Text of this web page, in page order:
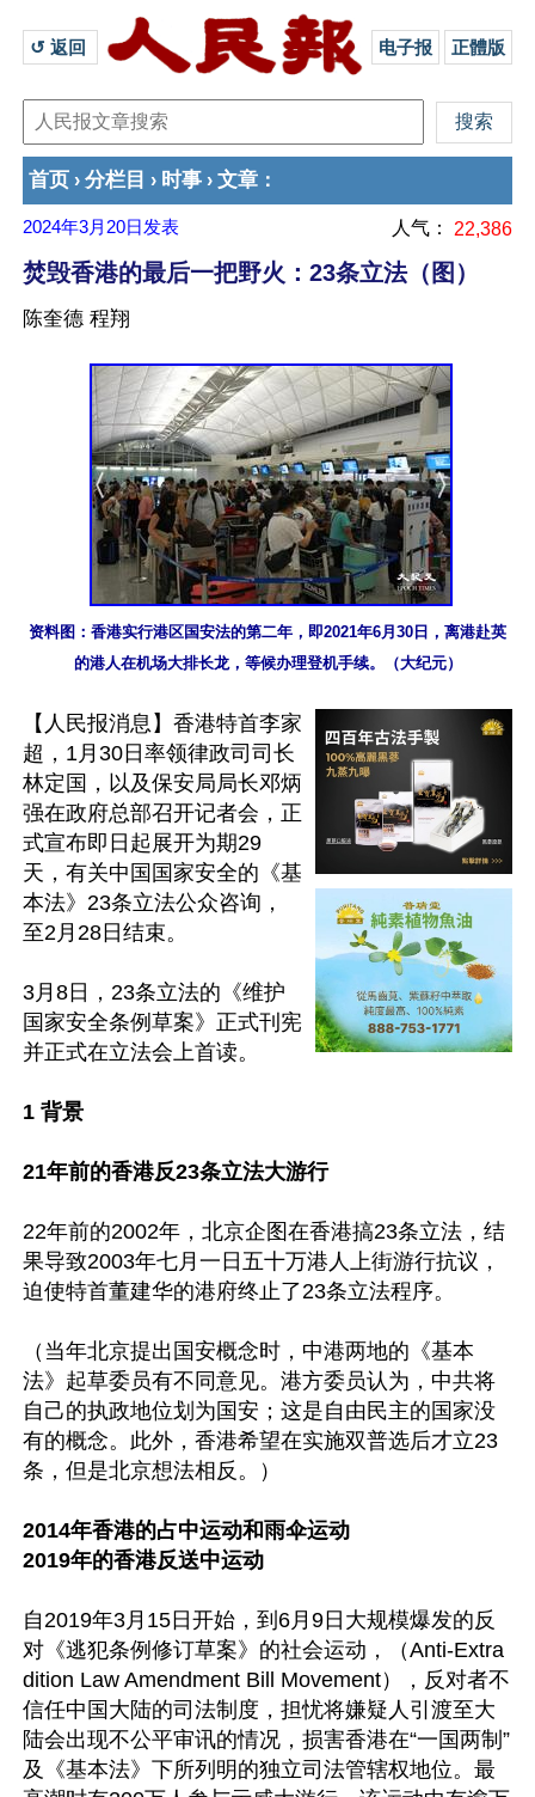
↺ 返回 电子报 正體版
首页 › 分栏目 › 时事 › 文章 ：
2024年3月20日 发表 人气： 22,386
焚毁香港的最后一把野火：23条立法（图）
陈奎德 程翔
资料图：香港实行港区国安法的第二年，即2021年6月30日，离港赴英
的港人在机场大排长龙，等候办理登机手续。（大纪元）
【人民报消息】香港特首李家
超，1月30日率领律政司司长
林定国，以及保安局局长邓炳
强在政府总部召开记者会，正
式宣布即日起展开为期29
天，有关中国国家安全的《基
本法》23条立法公众咨询，
至2月28日结束。
3月8日，23条立法的《维护
国家安全条例草案》正式刊宪
并正式在立法会上首读。
1 背景
21年前的香港反23条立法大游行
22年前的2002年，北京企图在香港搞23条立法，结
果导致2003年七月一日五十万港人上街游行抗议，
迫使特首董建华的港府终止了23条立法程序。
（当年北京提出国安概念时，中港两地的《基本
法》起草委员有不同意见。港方委员认为，中共将
自己的执政地位划为国安；这是自由民主的国家没
有的概念。此外，香港希望在实施双普选后才立23
条，但是北京想法相反。）
2014年香港的占中运动和雨伞运动
2019年的香港反送中运动
自2019年3月15日开始，到6月9日大规模爆发的反
对《逃犯条例修订草案》的社会运动，（Anti-Extra
dition Law Amendment Bill Movement），反对者不
信任中国大陆的司法制度，担忧将嫌疑人引渡至大
陆会出现不公平审讯的情况，损害香港在“一国两制”
及《基本法》下所列明的独立司法管辖权地位。最